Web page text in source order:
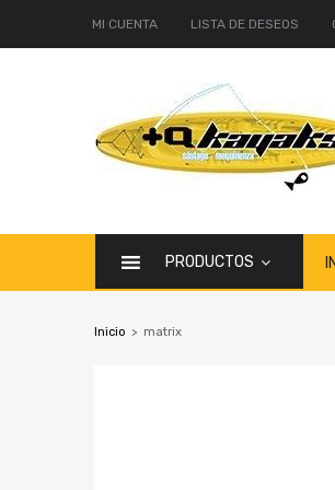
MI CUENTA LISTA DE DESEOS
PRODUCTOS
Inicio > matrix